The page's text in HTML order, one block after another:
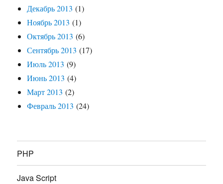
Декабрь 2013 (1)
Ноябрь 2013 (1)
Октябрь 2013 (6)
Сентябрь 2013 (17)
Июль 2013 (9)
Июнь 2013 (4)
Март 2013 (2)
Февраль 2013 (24)
PHP
Java Script